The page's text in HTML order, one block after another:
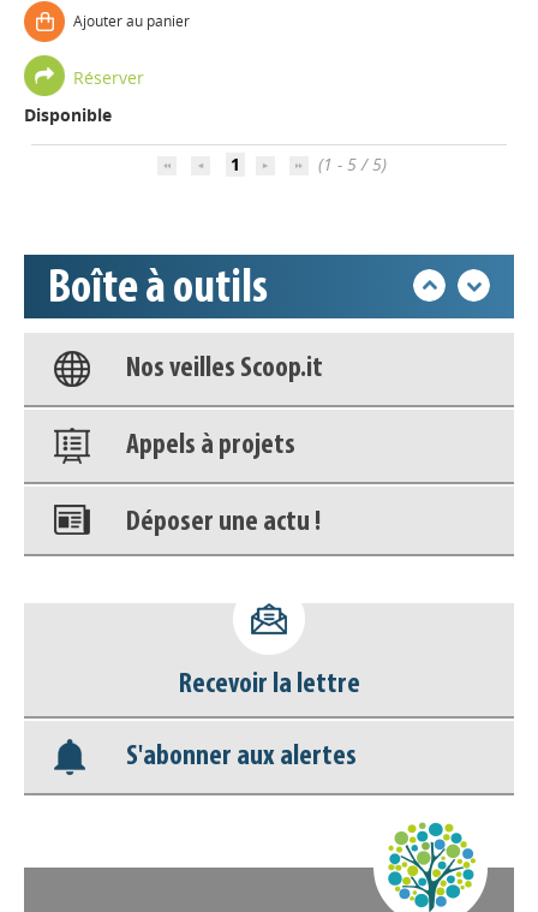
Ajouter au panier
Réserver
Disponible
1 (1 - 5 / 5)
Boîte à outils
Appels à projets
Accéder à son compte - (Se
Base documentaire
Nos veilles Scoop.it
Appels à projets
Déposer une actu !
déconnecter)
Base documentaire
Nos veilles Scoop.it
Recevoir la lettre
S'abonner aux alertes